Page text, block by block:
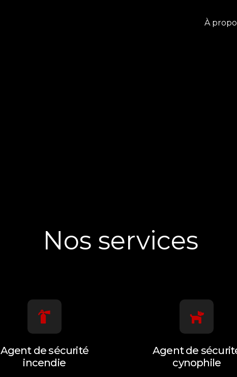
À
Nos services
Agent de sécurité
incendie
Agent de
cynophile